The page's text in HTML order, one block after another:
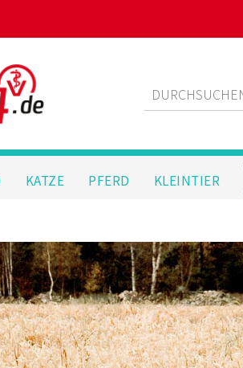
KATZE PFERD KLEINTIER